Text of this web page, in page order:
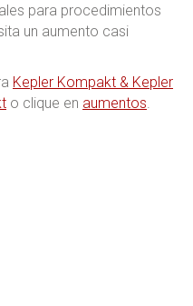
para procedimientos
un aumento casi
Kepler Kompakt & Kepler
o clique en aumentos.